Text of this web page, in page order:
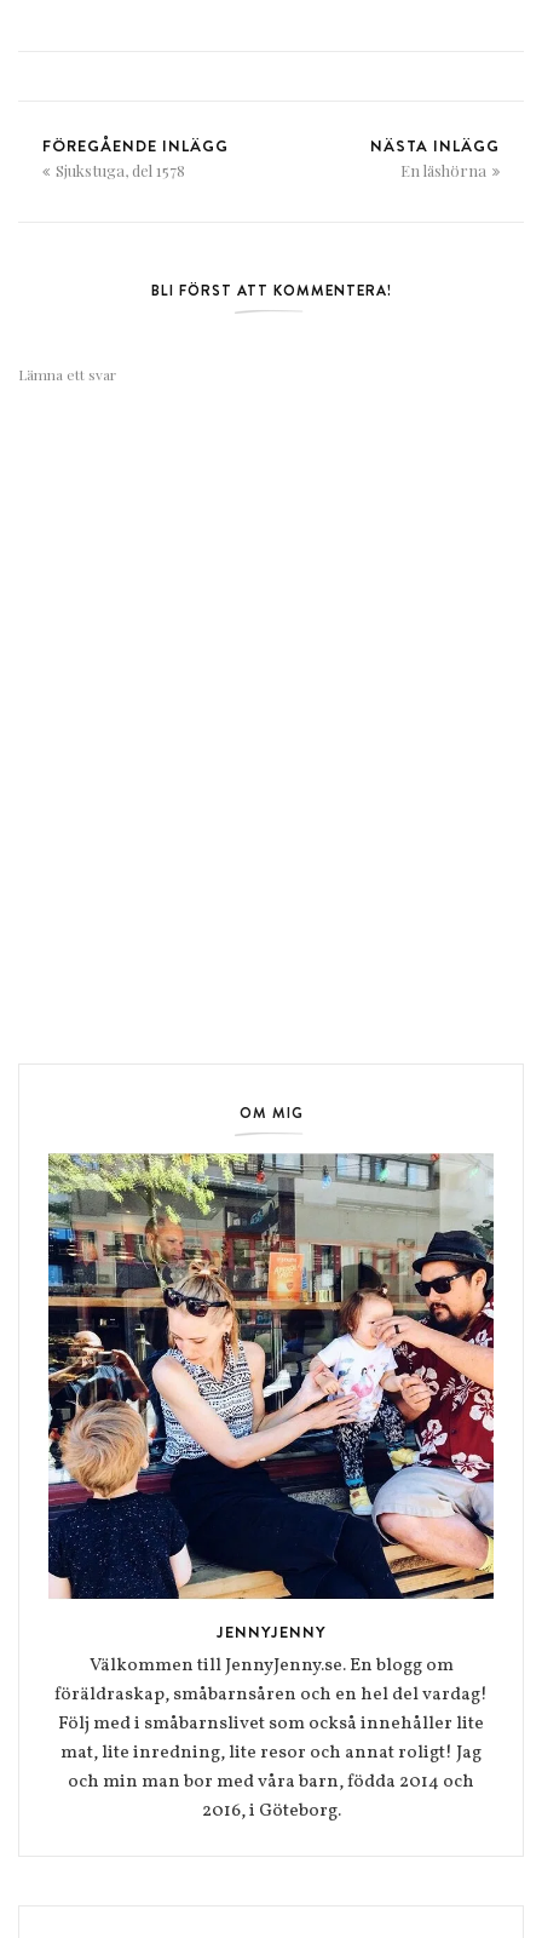
FÖREGÅENDE INLÄGG
Sjukstuga, del 1578
NÄSTA INLÄGG
En läshörna
BLI FÖRST ATT KOMMENTERA!
Lämna ett svar
OM MIG
JENNYJENNY
Välkommen till JennyJenny.se. En blogg om
föräldraskap, småbarnsåren och en hel del vardag!
Följ med i småbarnslivet som också innehåller lite
mat, lite inredning, lite resor och annat roligt! Jag
och min man bor med våra barn, födda 2014 och
2016, i Göteborg.